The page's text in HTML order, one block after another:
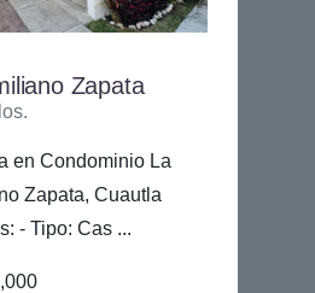
Zapata
en Condominio La
Zapata, Cuautla
- Tipo: Cas ...